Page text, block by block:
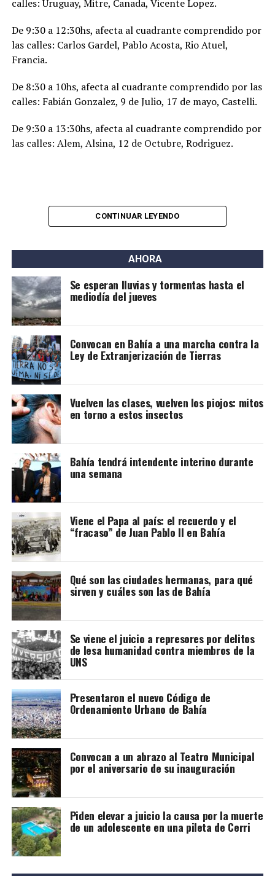
calles: Uruguay, Mitre, Canada, Vicente Lopez.
De 9:30 a 12:30hs, afecta al cuadrante comprendido por
las calles: Carlos Gardel, Pablo Acosta, Rio Atuel,
Francia.
De 8:30 a 10hs, afecta al cuadrante comprendido por las
calles: Fabián Gonzalez, 9 de Julio, 17 de mayo, Castelli.
De 9:30 a 13:30hs, afecta al cuadrante comprendido por
las calles: Alem, Alsina, 12 de Octubre, Rodriguez.
CONTINUAR LEYENDO
AHORA
Se esperan lluvias y tormentas hasta el
mediodía del jueves
Convocan en Bahía a una marcha contra la
Ley de Extranjerización de Tierras
Vuelven las clases, vuelven los piojos: mitos
en torno a estos insectos
Bahía tendrá intendente interino durante
una semana
Viene el Papa al país: el recuerdo y el
“fracaso” de Juan Pablo II en Bahía
Qué son las ciudades hermanas, para qué
sirven y cuáles son las de Bahía
Se viene el juicio a represores por delitos
de lesa humanidad contra miembros de la
UNS
Presentaron el nuevo Código de
Ordenamiento Urbano de Bahía
Convocan a un abrazo al Teatro Municipal
por el aniversario de su inauguración
Piden elevar a juicio la causa por la muerte
de un adolescente en una pileta de Cerri